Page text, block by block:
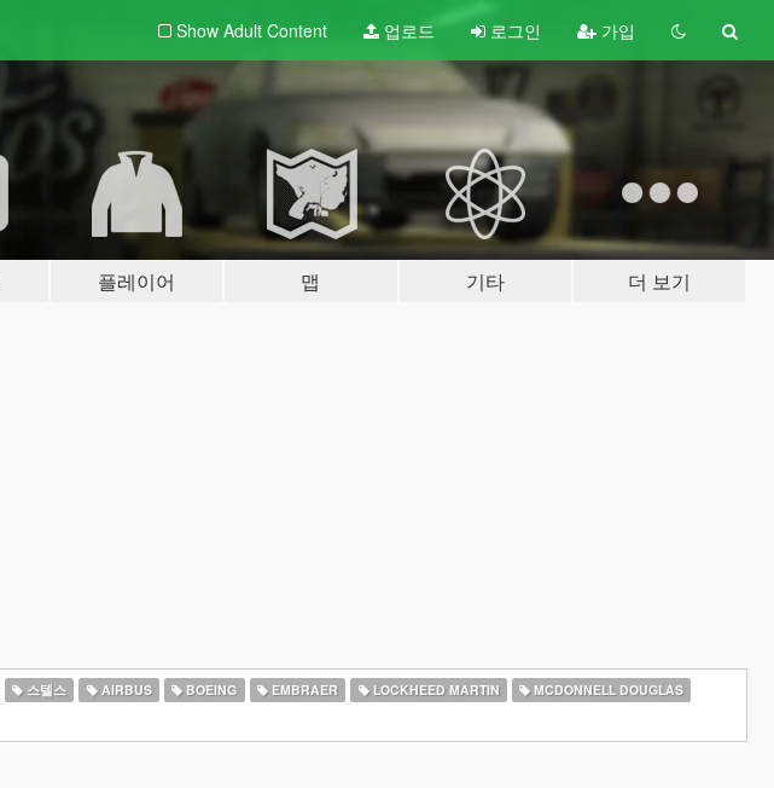
Show Adult Content 업로드 로그인 가입
플레이어 맵 기타 더 보기
스텔스 AIRBUS BOEING EMBRAER LOCKHEED MARTIN
MCDONNELL DOUGLAS